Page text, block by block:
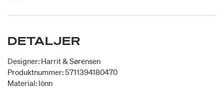
DETALJER
Designer: Harrit & Sørensen
Produktnummer: 5711394180470
Material: lönn